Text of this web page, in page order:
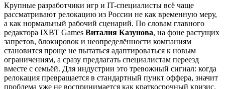
Крупные разработчики игр и IT-специалисты всё чаще
рассматривают релокацию из России не как временную меру,
а как нормальный рабочий сценарий. По словам главного
редактора IXBT Games Виталия Казунова, на фоне растущих
запретов, блокировок и неопределённости компаниям
становится проще не пытаться адаптироваться к новым
ограничениям, а сразу предлагать специалистам переезд
вместе с семьёй. Для индустрии это тревожный сигнал: когда
релокация превращается в стандартный пункт оффера, значит
проблема уже не воспринимается как краткосрочный кризис.